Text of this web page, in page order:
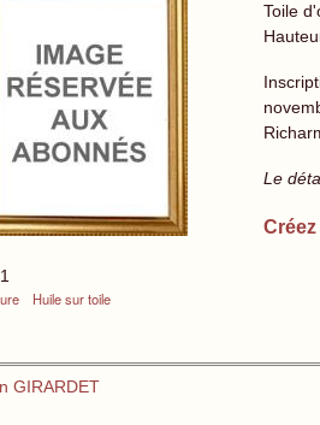
Huile sur toile
Toile
Le
GIRARDET